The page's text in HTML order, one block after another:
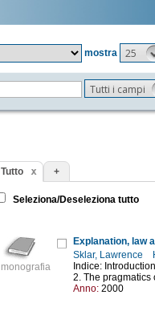
mostra
25
Tutti i campi
Tutto +
Seleziona/Deseleziona tutto
monografia
Explanation, law
Sklar, Lawrence
Indice:
2. The pragmatics
Anno: 2000